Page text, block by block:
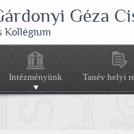
Géza
Kollégium
Intézményünk Tanév helyi